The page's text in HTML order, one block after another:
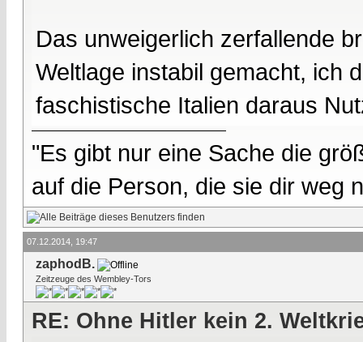
Das unweigerlich zerfallende
Weltlage instabil gemacht, ich
faschistische Italien daraus
"Es gibt nur eine Sache die
auf die Person, die sie dir weg
07.12.2014, 19:47
zaphodB.
Zeitzeuge des Wembley-Tors
RE: Ohne Hitler kein 2.